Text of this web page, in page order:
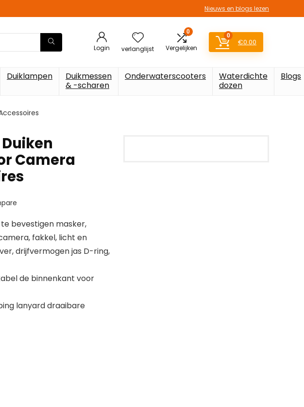
Nieuws en blogs lezen
Login verlanglijst
0
Vergelijken
0
€0.00
Duiklampen
Duikmessen
& -scharen
Onderwaterscooters
Waterdichte
dozen
Blogs
Camera
bevestigen masker,
fakkel, licht en
drijfvermogen jas D-ring,
de binnenkant voor
lanyard draaibare